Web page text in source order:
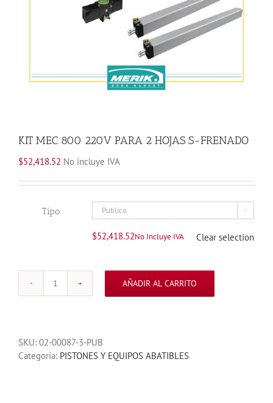
KIT MEC 800 220V PARA 2 HOJAS S-FRENADO
$52,418.52 No incluye IVA
Tipo 
$52,418.52No Incluye IVA Clear selection
KIT
PARA
2
AÑADIR AL CARRITO
SKU: 02-00087-3-PUB
Categoría: PISTONES Y EQUIPOS ABATIBLES